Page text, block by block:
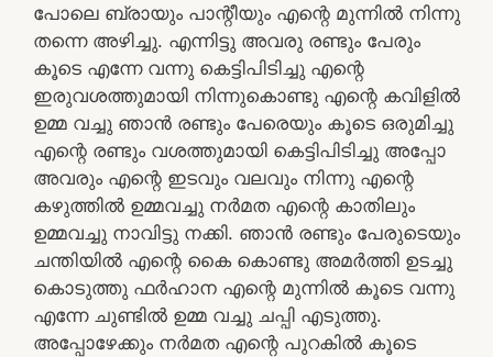
പോലെ ബ്രായും പാന്റീയും എന്റെ മുന്നിൽ നിന്നു
തന്നെ അഴിച്ചു. എന്നിട്ടു അവരു രണ്ടും പേരും
കൂടെ എന്നേ വന്നു കെട്ടിപിടിച്ചു എന്റെ
ഇരുവശത്തുമായി നിന്നുകൊണ്ടു എന്റെ കവിളിൽ
ഉമ്മ വച്ചു ഞാൻ രണ്ടും പേരെയും കൂടെ ഒരുമിച്ചു
എന്റെ രണ്ടും വശത്തുമായി കെട്ടിപിടിച്ചു അപ്പോ
അവരും എന്റെ ഇടവും വലവും നിന്നു എന്റെ
കഴുത്തിൽ ഉമ്മവച്ചു നർമത എന്റെ കാതിലും
ഉമ്മവച്ചു നാവിട്ടു നക്കി. ഞാൻ രണ്ടും പേരുടെയും
ചന്തിയിൽ എന്റെ കൈ കൊണ്ടു അമർത്തി ഉടച്ചു
കൊടുത്തു ഫർഹാന എന്റെ മുന്നിൽ കൂടെ വന്നു
എന്നേ ചുണ്ടിൽ ഉമ്മ വച്ചു ചപ്പി എടുത്തു.
അപ്പോഴേക്കും നർമത എന്റെ പുറകിൽ കൂടെ